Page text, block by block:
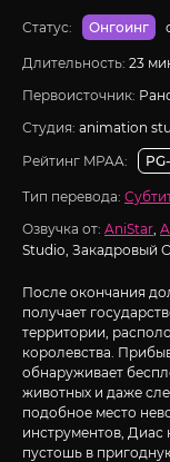
Статус: Онгоинг
Длительность: 23
Первоисточник:
Студия: animation
Рейтинг MPAA:
Тип перевода:
Озвучка от: AniStar,
Studio, Закадровый
После окончания
получает
территории,
королевства.
обнаруживает
животных и даже
подобное место
инструментов, Диас
пустошь в